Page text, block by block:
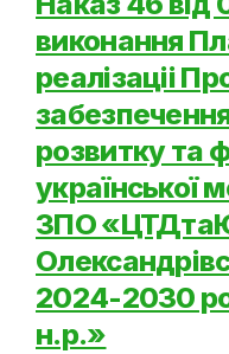
виконання
реалiзацii
розвитку та
української
ЗПО
2024-2030
н.р.»